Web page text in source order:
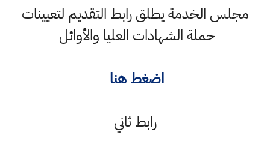
مجلس الخدمة يطلق رابط التقديم لتعيينات
حملة الشهادات العليا والأوائل
اضغط هنا
رابط ثاني